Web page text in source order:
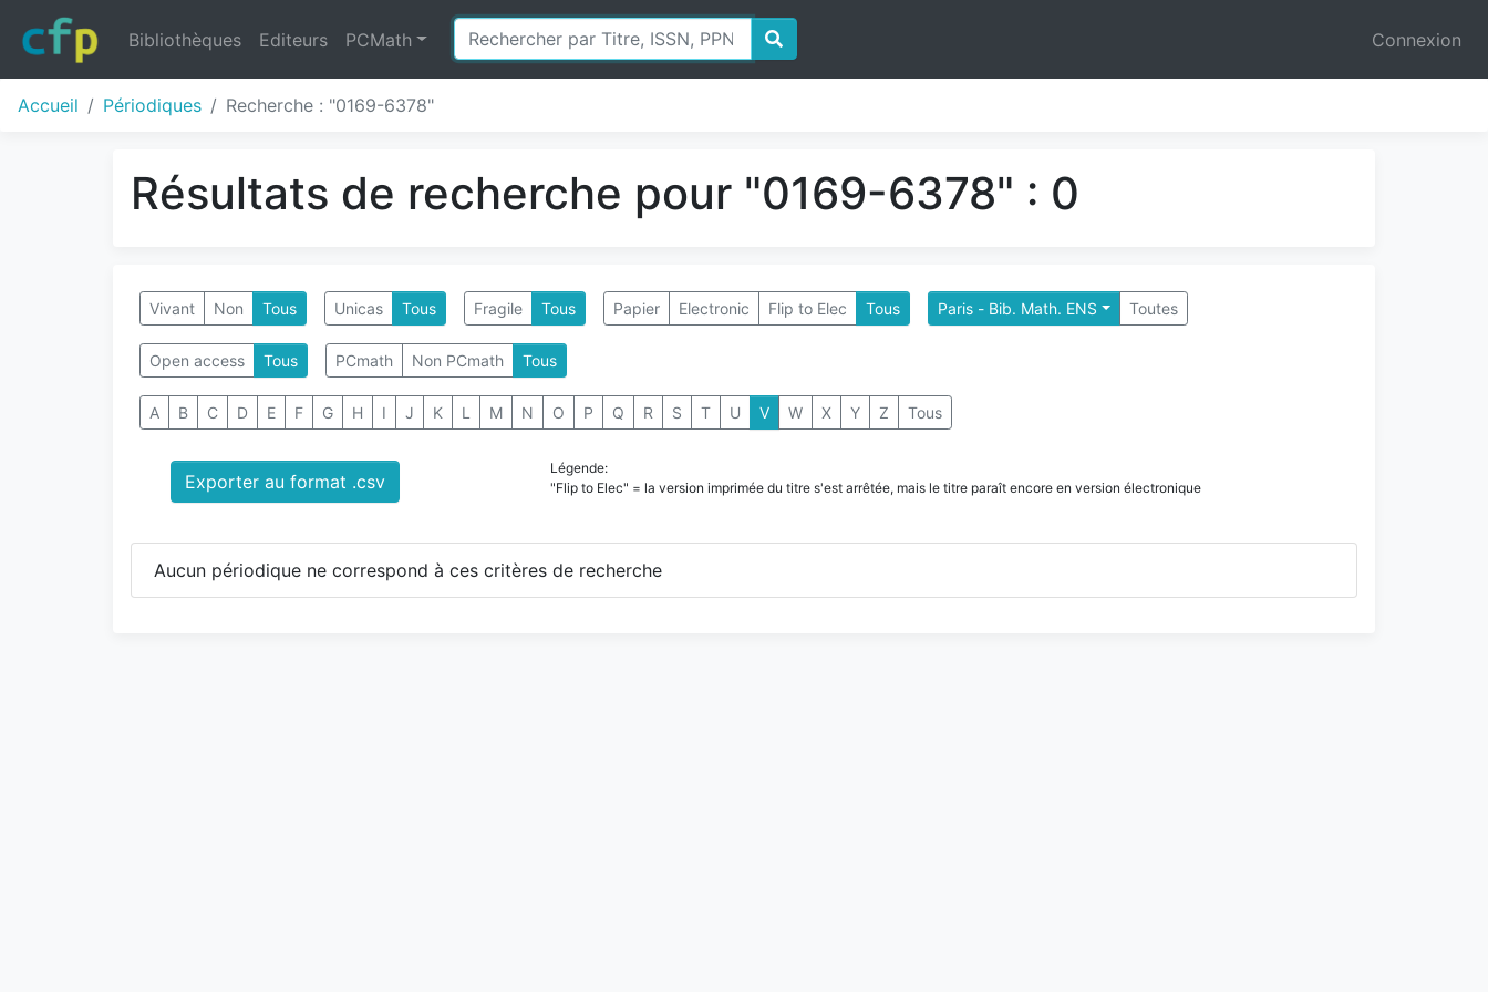
Bibliothèques Editeurs PCMath Connexion
Accueil Périodiques Recherche : "0169-6378"
Résultats de recherche pour "0169-6378" : 0
Vivant Non Tous Unicas Tous Fragile Tous Papier Electronic Flip to Elec Tous Paris - Bib. Math. ENS Toutes
Open access Tous PCmath Non PCmath Tous
A B C D E F G H I J K L M N O P Q R S T U V W X Y Z Tous
Exporter au format .csv
Légende:
"Flip to Elec" = la version imprimée du titre s'est arrêtée, mais le titre paraît encore en version électronique
Aucun périodique ne correspond à ces critères de recherche